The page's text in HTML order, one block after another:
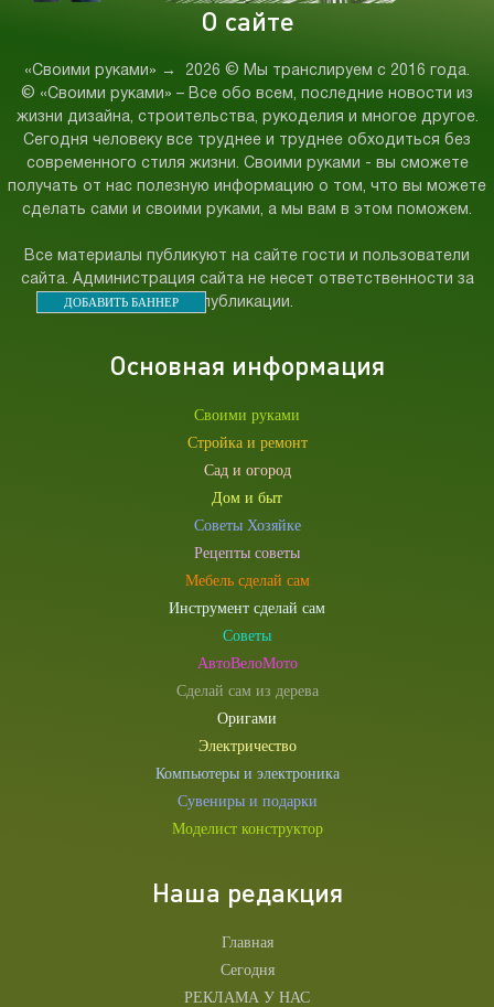
О сайте
«Своими руками» → 2026 © Мы транслируем с 2016 года.
© «Своими руками» – Все обо всем, последние новости из
жизни дизайна, строительства, рукоделия и многое другое.
Сегодня человеку все труднее и труднее обходиться без
современного стиля жизни. Своими руками - вы сможете
получать от нас полезную информацию о том, что вы можете
сделать сами и своими руками, а мы вам в этом поможем.
Все материалы публикуют на сайте гости и пользователи
сайта. Администрация сайта не несет ответственности за
публикации.
ДОБАВИТЬ БАННЕР
Основная информация
Своими руками
Стройка и ремонт
Сад и огород
Дом и быт
Советы Хозяйке
Рецепты советы
Мебель сделай сам
Инструмент сделай сам
Советы
АвтоВелоМото
Сделай сам из дерева
Оригами
Электричество
Компьютеры и электроника
Сувениры и подарки
Моделист конструктор
Наша редакция
Главная
Сегодня
РЕКЛАМА У НАС